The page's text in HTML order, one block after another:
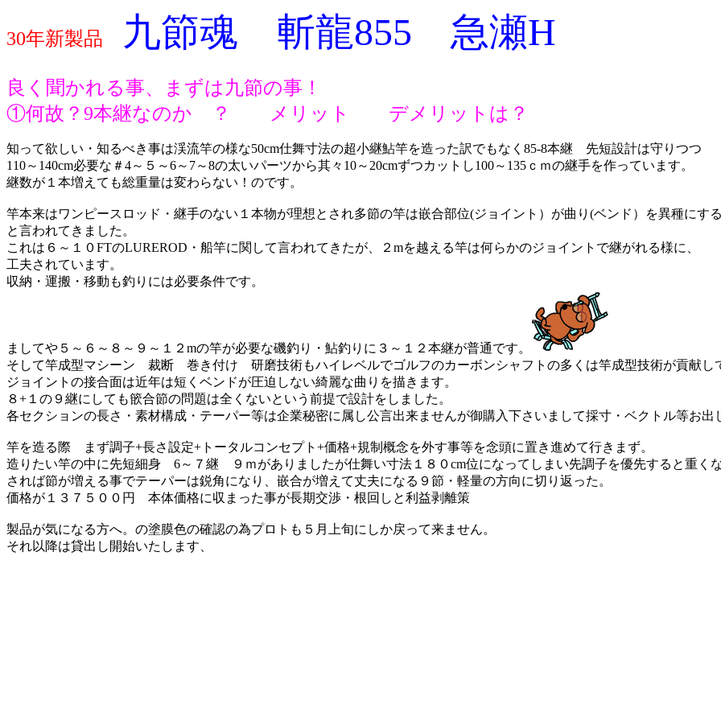
30年新製品 九節魂 斬龍855 急瀬H
良く聞かれる事、まずは九節の事！
①何故？9本継なのか ？ メリット デメリットは？
知って欲しい・知るべき事は渓流竿の様な50cm仕舞寸法の超小継鮎竿を造った訳でもなく85-8本継 先短設計は守りつつ
110～140cm必要な＃4～５～6～7～8の太いパーツから其々10～20cmずつカットし100～135ｃｍの継手を作っています。
継数が１本増えても総重量は変わらない！のです。
竿本来はワンピースロッド・継手のない１本物が理想とされ多節の竿は嵌合部位(ジョイント）が曲り(ベンド）を異種にする
と言われてきました。
これは６～１０FTのLUREROD・船竿に関して言われてきたが、２mを越える竿は何らかのジョイントで継がれる様に、
工夫されています。
収納・運搬・移動も釣りには必要条件です。
ましてや５～６～８～９～１２mの竿が必要な磯釣り・鮎釣りに３～１２本継が普通です。
そして竿成型マシーン 裁断 巻き付け 研磨技術もハイレベルでゴルフのカーボンシャフトの多くは竿成型技術が貢献し
ジョイントの接合面は近年は短くベンドが圧迫しない綺麗な曲りを描きます。
８+１の９継にしても篏合節の問題は全くないという前提で設計をしました。
各セクションの長さ・素材構成・テーパー等は企業秘密に属し公言出来ませんが御購入下さいまして採寸・ベクトル等お出
竿を造る際 まず調子+長さ設定+トータルコンセプト+価格+規制概念を外す事等を念頭に置き進めて行きまず。
造りたい竿の中に先短細身 6～７継 ９ｍがありましたが仕舞い寸法１８０cm位になってしまい先調子を優先すると重くな
されば節が増える事でテーパーは鋭角になり、嵌合が増えて丈夫になる９節・軽量の方向に切り返った。
価格が１３７５００円 本体価格に収まった事が長期交渉・根回しと利益剥離策
製品が気になる方へ。の塗膜色の確認の為プロトも５月上旬にしか戻って来ません。
それ以降は貸出し開始いたします、